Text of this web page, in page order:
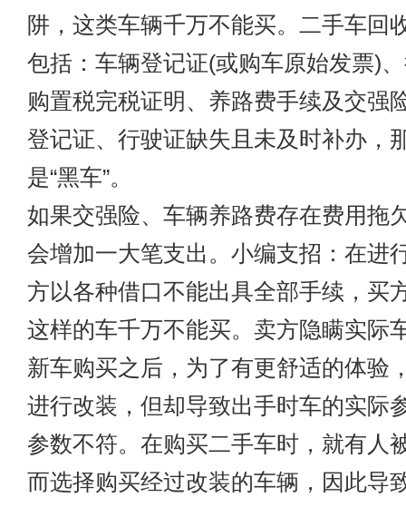
阱，这类车辆千万不能买。二手车回
包括：车辆登记证(或购车原始发票)
购置税完税证明、养路费手续及交强
登记证、行驶证缺失且未及时补办，
是“黑车”。
如果交强险、车辆养路费存在费用拖
会增加一大笔支出。小编支招：在进
方以各种借口不能出具全部手续，买
这样的车千万不能买。卖方隐瞒实际
新车购买之后，为了有更舒适的体验
进行改装，但却导致出手时车的实际
参数不符。在购买二手车时，就有人
而选择购买经过改装的车辆，因此导